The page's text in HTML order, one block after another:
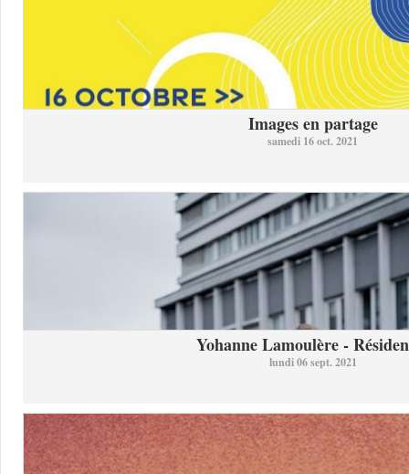
Images en partage
samedi 16 oct. 2021
Yohanne Lamoulère -
lundi 06 sept. 2021